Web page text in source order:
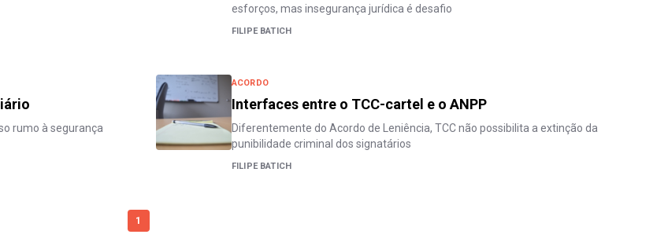
esforços, mas insegurança jurídica é desafio
FILIPE BATICH
rumo à segurança
ACORDO
Interfaces entre o TCC-cartel e o ANPP
Diferentemente do Acordo de Leniência, TCC não possibilita a extinção da
punibilidade criminal dos signatários
FILIPE BATICH
1